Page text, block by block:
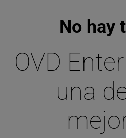
No hay
OVD
una